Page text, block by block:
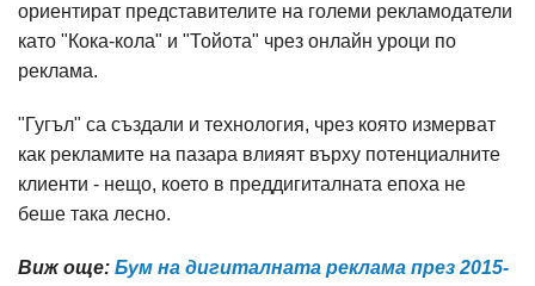
ориентират представителите на големи рекламодатели
като "Кока-кола" и "Тойота" чрез онлайн уроци по
реклама.
"Гугъл" са създали и технология, чрез която измерват
как рекламите на пазара влияят върху потенциалните
клиенти - нещо, което в преддигиталната епоха не
беше така лесно.
Виж още: Бум на дигиталната реклама през 2015-